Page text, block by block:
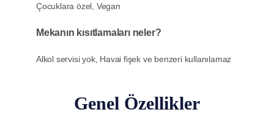
Çocuklara özel, Vegan
Mekanın kısıtlamaları neler?
Alkol servisi yok, Havai fişek ve benzeri kullanılamaz
Genel Özellikler